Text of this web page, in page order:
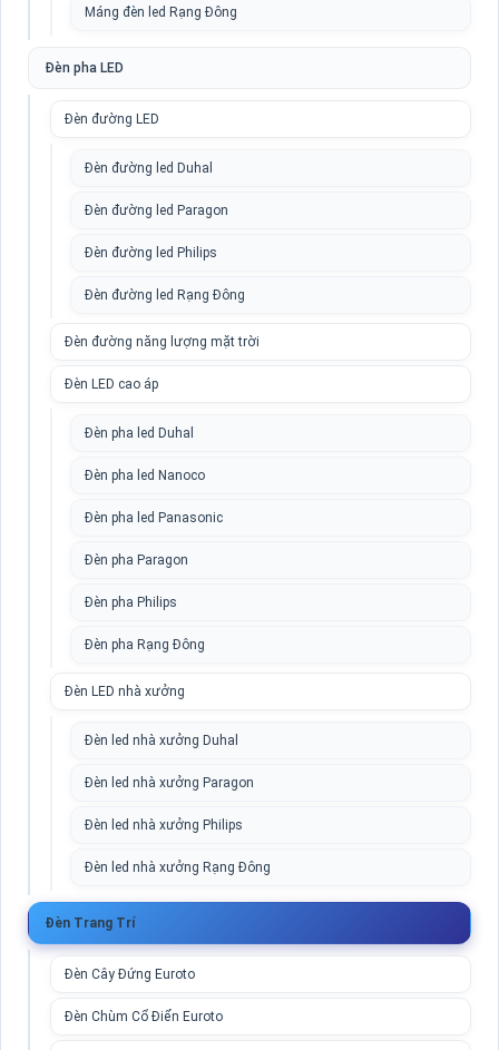
Máng đèn led Rạng Đông
Đèn pha LED
Đèn đường LED
Đèn đường led Duhal
Đèn đường led Paragon
Đèn đường led Philips
Đèn đường led Rạng Đông
Đèn đường năng lượng mặt trời
Đèn LED cao áp
Đèn pha led Duhal
Đèn pha led Nanoco
Đèn pha led Panasonic
Đèn pha Paragon
Đèn pha Philips
Đèn pha Rạng Đông
Đèn LED nhà xưởng
Đèn led nhà xưởng Duhal
Đèn led nhà xưởng Paragon
Đèn led nhà xưởng Philips
Đèn led nhà xưởng Rạng Đông
Đèn Trang Trí
Đèn Cây Đứng Euroto
Đèn Chùm Cổ Điển Euroto